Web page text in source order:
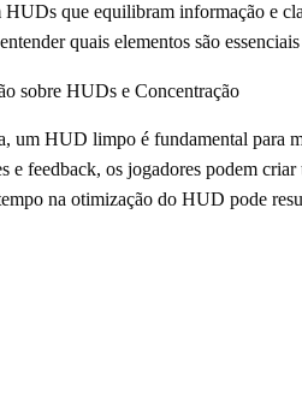
HUDs que equilibram informação e
quais elementos são
sobre HUDs e Concentração
um HUD limpo é fundamental para
e feedback, os jogadores podem
na otimização do HUD pode